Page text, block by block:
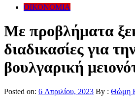
ΟΙΚΟΝΟΜΙΑ
Με προβλήματα
διαδικασίες για
βουλγαρική
Posted on: 6 Απριλίου, 2023 By : Θώμη